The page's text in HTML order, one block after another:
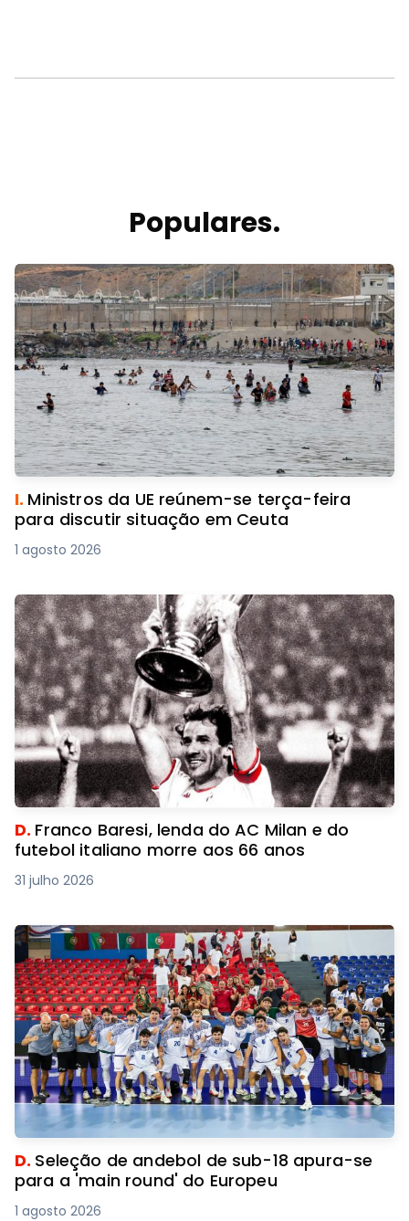
Populares.
I. Ministros da UE reúnem-se terça-feira
para discutir situação em Ceuta
1 agosto 2026
D. Franco Baresi, lenda do AC Milan e do
futebol italiano morre aos 66 anos
31 julho 2026
D. Seleção de andebol de sub-18 apura-se
para a 'main round' do Europeu
1 agosto 2026